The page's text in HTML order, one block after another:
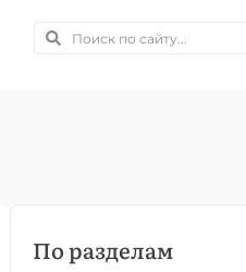
По разделам